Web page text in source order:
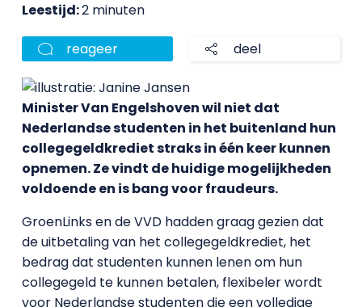
Leestijd:2 minuten
reageer deel
Minister Van Engelshoven wil niet dat
Nederlandse studenten in het buitenland hun
collegegeldkrediet straks in één keer kunnen
opnemen. Ze vindt de huidige mogelijkheden
voldoende en is bang voor fraudeurs.
GroenLinks en de VVD hadden graag gezien dat
de uitbetaling van het collegegeldkrediet, het
bedrag dat studenten kunnen lenen om hun
collegegeld te kunnen betalen, flexibeler wordt
voor Nederlandse studenten die een volledige